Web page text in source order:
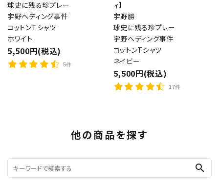
球史に残る珍プレー
宇野ヘディング事件
コットンTシャツ
ホワイト
5,500円(税込)
5件
ィ】
宇野勝
球史に残る珍プレー
宇野ヘディング事件
コットンTシャツ
ネイビー
5,500円(税込)
17件
他の商品を探す
search